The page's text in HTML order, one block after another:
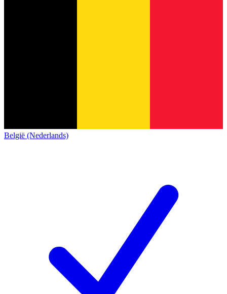
België (Nederlands)